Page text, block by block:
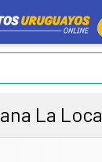
La Loca